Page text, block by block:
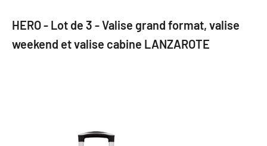
HERO - Lot de 3 - Valise grand format, valise
weekend et valise cabine LANZAROTE